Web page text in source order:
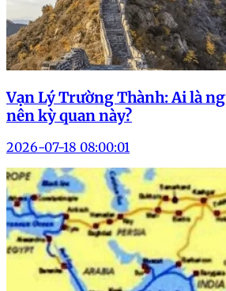
Vạn Lý Trường Thành: Ai là
nên kỳ quan này?
2026-07-18 08:00:01